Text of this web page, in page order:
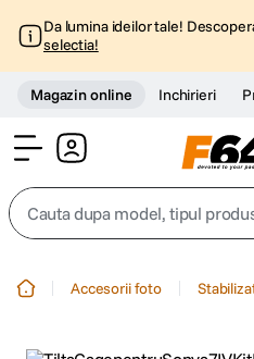
Da lumina ideilor tale!
selectia!
Magazin online Inchirieri
Cauta dupa model, tipul
Accesorii foto